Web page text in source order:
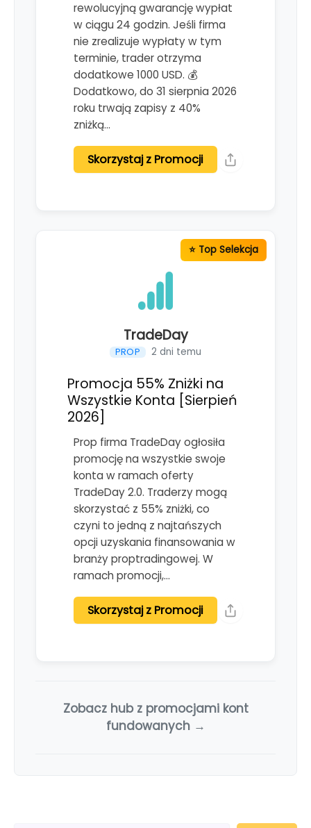
rewolucyjną gwarancję wypłat
w ciągu 24 godzin. Jeśli firma
nie zrealizuje wypłaty w tym
terminie, trader otrzyma
dodatkowe 1000 USD. 💰
Dodatkowo, do 31 sierpnia 2026
roku trwają zapisy z 40%
zniżką…
Skorzystaj z Promocji
TradeDay
PROP 2 dni temu
Promocja 55% Zniżki na
Wszystkie Konta [Sierpień
2026]
Prop firma TradeDay ogłosiła
promocję na wszystkie swoje
konta w ramach oferty
TradeDay 2.0. Traderzy mogą
skorzystać z 55% zniżki, co
czyni to jedną z najtańszych
opcji uzyskania finansowania w
branży proptradingowej. W
ramach promocji,…
Skorzystaj z Promocji
Zobacz hub z promocjami kont
fundowanych →